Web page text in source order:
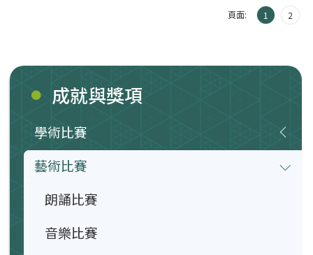
頁面: 1 2
成就與獎項
學術比賽
藝術比賽
朗誦比賽
音樂比賽